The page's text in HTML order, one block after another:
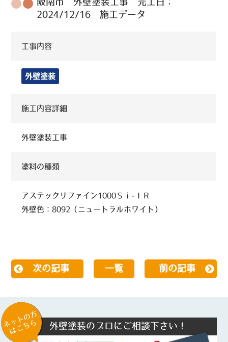
阪南市 外壁塗装工事 完工日：
2024/12/16 施工データ
工事内容
外壁塗装
施工内容詳細
外壁塗装工事
塗料の種類
アステックリファイン1000Ｓｉ-ＩＲ
外壁色：8092（ニュートラルホワイト）
次の記事 一覧 前の記事
ネットの方
はこちら 外壁塗装のプロにご相談下さい！